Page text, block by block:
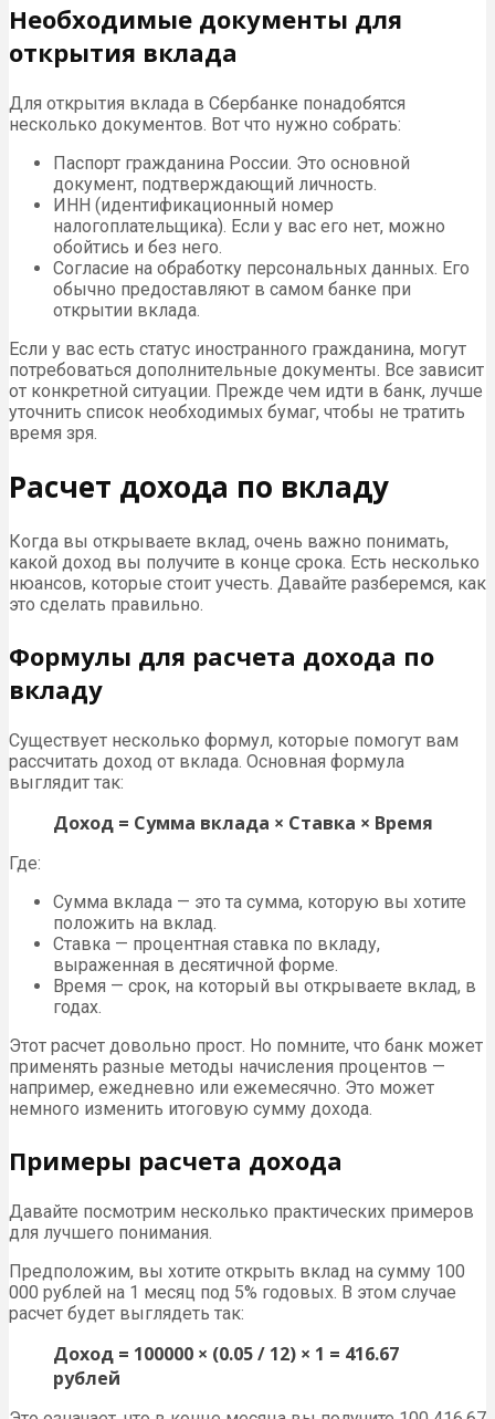
Необходимые документы для
открытия вклада
Для открытия вклада в Сбербанке понадобятся
несколько документов. Вот что нужно собрать:
Паспорт гражданина России. Это основной
документ, подтверждающий личность.
ИНН (идентификационный номер
налогоплательщика). Если у вас его нет, можно
обойтись и без него.
Согласие на обработку персональных данных. Его
обычно предоставляют в самом банке при
открытии вклада.
Если у вас есть статус иностранного гражданина, могут
потребоваться дополнительные документы. Все зависит
от конкретной ситуации. Прежде чем идти в банк, лучше
уточнить список необходимых бумаг, чтобы не тратить
время зря.
Расчет дохода по вкладу
Когда вы открываете вклад, очень важно понимать,
какой доход вы получите в конце срока. Есть несколько
нюансов, которые стоит учесть. Давайте разберемся, как
это сделать правильно.
Формулы для расчета дохода по
вкладу
Существует несколько формул, которые помогут вам
рассчитать доход от вклада. Основная формула
выглядит так:
Доход = Сумма вклада × Ставка × Время
Где:
Сумма вклада — это та сумма, которую вы хотите
положить на вклад.
Ставка — процентная ставка по вкладу,
выраженная в десятичной форме.
Время — срок, на который вы открываете вклад, в
годах.
Этот расчет довольно прост. Но помните, что банк может
применять разные методы начисления процентов —
например, ежедневно или ежемесячно. Это может
немного изменить итоговую сумму дохода.
Примеры расчета дохода
Давайте посмотрим несколько практических примеров
для лучшего понимания.
Предположим, вы хотите открыть вклад на сумму 100
000 рублей на 1 месяц под 5% годовых. В этом случае
расчет будет выглядеть так:
Доход = 100000 × (0.05 / 12) × 1 = 416.67
рублей